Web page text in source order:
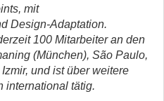
mit
Design-Adaptation.
100 Mitarbeiter an den
(München), São Paulo,
und ist über weitere
international tätig.